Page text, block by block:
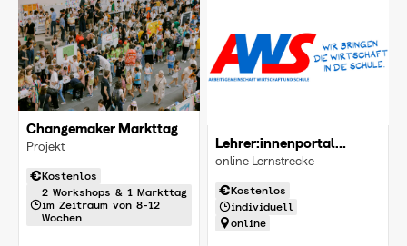
Changemaker Markttag
Projekt
Kostenlos
2 Workshops & 1 Markttag
im Zeitraum von 8-12
Wochen
Lehrer:innenportal
Wirtschaftliche Bildung
online Lernstrecke
Kostenlos
individuell
online